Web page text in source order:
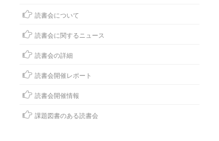
読書会について
読書会に関するニュース
読書会の詳細
読書会開催レポート
読書会開催情報
課題図書のある読書会